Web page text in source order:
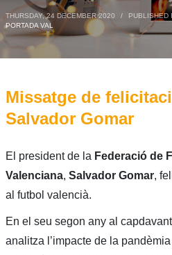
THURSDAY, 24 DECEMBER 2020 / PUBLISHED
PORTADA VAL
Missatge de
Salvador Gomar
El president de la Federació de
Valenciana, Salvador Gomar,
al futbol valencià.
En el seu segon any al
analitza l’impacte de la